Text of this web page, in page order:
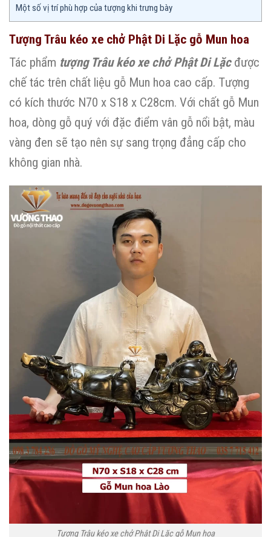
Một số vị trí phù hợp của tượng khi trưng bày
Tượng Trâu kéo xe chở Phật Di Lặc gỗ Mun hoa
Tác phẩm tượng Trâu kéo xe chở Phật Di Lặcđược
chế tác trên chất liệu gỗ Mun hoa cao cấp. Tượng
có kích thước N70 x S18 x C28cm. Với chất gỗ Mun
hoa, dòng gỗ quý với đặc điểm vân gỗ nổi bật, màu
vàng đen sẽ tạo nên sự sang trọng đẳng cấp cho
không gian nhà.
Tượng Trâu kéo xe chở Phật Di Lặc gỗ Mun hoa